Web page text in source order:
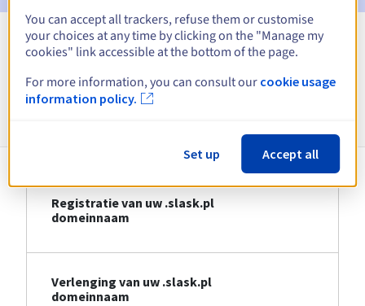
Bekijk alle extensies
Informatie over .slask.pl
Registratie van uw .slask.pl
domeinnaam
Verlenging van uw .slask.pl
domeinnaam
You can accept all trackers, refuse them or customise
your choices at any time by clicking on the "Manage my
cookies" link accessible at the bottom of the page.
For more information, you can consult our cookie usage
information policy.
Set up Accept all